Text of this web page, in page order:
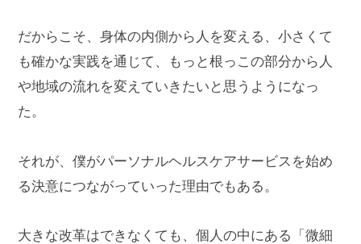
だからこそ、身体の内側から人を変える、小さくて
も確かな実践を通じて、もっと根っこの部分から人
や地域の流れを変えていきたいと思うようになっ
た。
それが、僕がパーソナルヘルスケアサービスを始め
る決意につながっていった理由でもある。
大きな改革はできなくても、個人の中にある「微細